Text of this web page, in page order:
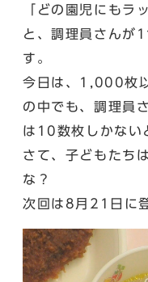
「どの園児にもラ
と、調理員さんが
す。
今日は、1,000枚
の中でも、調理員
は10数枚しかない
さて、子どもたち
な？
次回は8月21日に